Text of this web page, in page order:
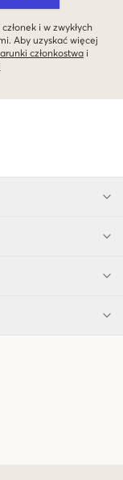
i w zwykłych
Aby uzyskać więcej
członkostwa i